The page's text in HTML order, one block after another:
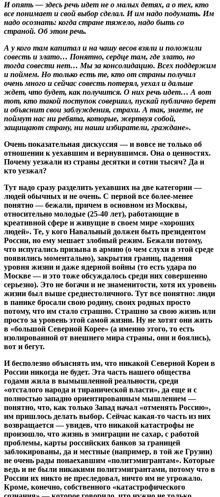
И опять — здесь речь идет не о малых детях, а о тех, кто
все понимает и свой выбор сделал. И им надо подумать. Им
надо осознать: когда стране тяжело, надо быть со
страной. Об этом речь.
А у кого там капитал и на чашу весов взяли и положили
совесть и злато… Понятно, сердце там, где злато, но
тогда совести нет… Мы за консолидацию. Всех поддержим
и поймем. Но только есть те, кто от страны получил
очень много и сейчас совесть потерял, уехал и дальше
ждет, что будет, как получится. О них речь идет… А вот
тот, кто такой поступок совершил, пускай публично берет
и объяснит свои заблуждения, страхи. А так, знаете, не
поймут нас ни ребята, которые, жертвуя собой,
защищают страну, ни наши избиратели, граждане».
Очень показательная дискуссия — и вовсе не только об
отношении к уехавшим и вернувшимся. Она о ценностях.
Почему уезжали из страны десятки и сотни тысяч? Да и
кто уезжал?
Тут надо сразу разделить уехавших на две категории —
людей обычных и не очень. С первой все более-менее
понятно — бежали, причем в основном из Москвы,
относительно молодые (25-40 лет), работающие в
креативной сфере и живущие в своем мире «хороших
людей». Те, у кого Навальный должен быть президентом
России, но ему мешает злобный режим. Бежали потому,
что испугались призыва в армию (о чем слухи в этой среде
появились моментально), закрытия границ, падения
уровня жизни и даже ядерной войны (то есть удара по
Москве — и это тоже обсуждалось среди них совершенно
серьезно). Это не богачи и не знаменитости, хотя их уровень
жизни был выше среднестоличного. Тут все понятно: люди
в панике бросали свою родину, своих родных просто
потому, что им стало страшно. Страшно за свою жизнь или
просто за уровень этой самой жизни. Ну не хотят они жить
в «большой Северной Корее» (а именно этого, то есть
изолированной от внешнего мира страны, они и боялись),
вот и бегут.
И бесполезно объяснять им, что никакой Северной Кореи в
России никогда не будет. Эта часть нашего общества
годами жила в вымышленной реальности, среди
«отсталого народа и тиранической власти», да еще и с
полностью западно ориентированным мышлением —
понятно, что, как только Запад начал «отменять Россию»,
им пришлось делать выбор. Сейчас какая-то часть из них
возвращается — увидев, что никакой катастрофы не
произошло, что жизнь в эмиграции не сахар, с работой
проблемы, карты российских банков за границей
заблокированы, да и местные (например, в той же Грузии)
не очень рады понаехавшим «политэмигрантам». Которые
ведь и не были никакими политэмигрантами, потому что в
России их никто не преследовал, ничто им не угрожало.
Кроме, конечно, собственного «катастрофического